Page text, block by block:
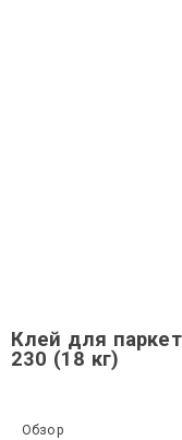
Клей для
230 (18 кг)
Обзор